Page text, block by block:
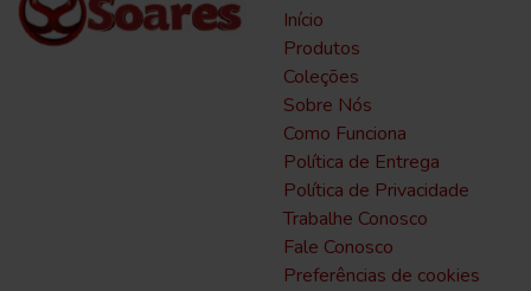
Início
Produtos
Coleções
Sobre Nós
Como Funciona
Política de Entrega
Política de Privacidade
Trabalhe Conosco
Fale Conosco
Preferências de cookies